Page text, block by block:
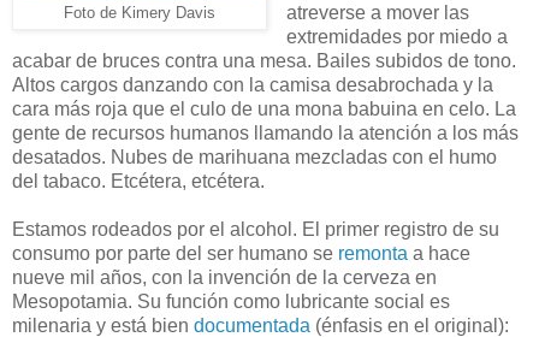
Foto de Kimery Davis
atreverse a mover las
extremidades por miedo a
acabar de bruces contra una mesa. Bailes subidos de tono.
Altos cargos danzando con la camisa desabrochada y la
cara más roja que el culo de una mona babuina en celo. La
gente de recursos humanos llamando la atención a los más
desatados. Nubes de marihuana mezcladas con el humo
del tabaco. Etcétera, etcétera.
Estamos rodeados por el alcohol. El primer registro de su
consumo por parte del ser humano se remonta a hace
nueve mil años, con la invención de la cerveza en
Mesopotamia. Su función como lubricante social es
milenaria y está bien documentada (énfasis en el original):